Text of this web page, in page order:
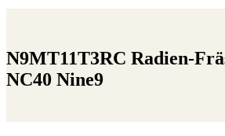
N9MT11T3RC Radien-
NC40 Nine9